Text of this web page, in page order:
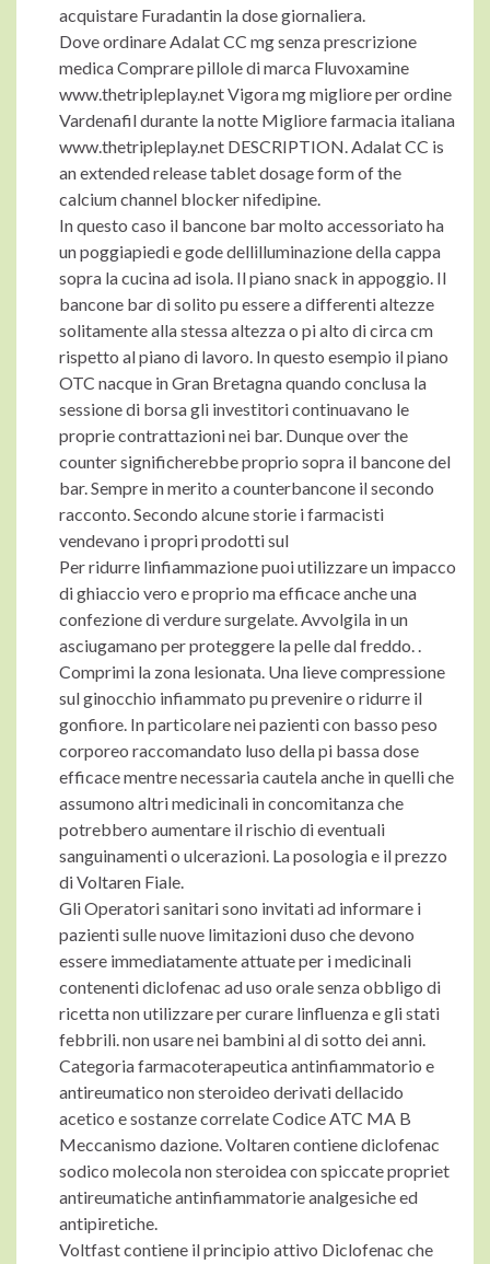
acquistare Furadantin ladose giornaliera.
Dove ordinare Adalat CC mg senza prescrizione
medica Comprare pillole di marca Fluvoxamine
www.thetripleplay.net Vigora mg migliore per ordine
Vardenafil durante la notte Migliore farmacia italiana
www.thetripleplay.net DESCRIPTION. Adalat CC is
an extended release tablet dosage form of the
calcium channel blocker nifedipine.
In questo caso il bancone bar molto accessoriato ha
un poggiapiedi e gode dellilluminazione della cappa
sopra la cucina ad isola. Il piano snack in appoggio. Il
bancone bar di solito pu essere a differenti altezze
solitamente alla stessa altezza o pi alto di circa cm
rispetto al piano di lavoro. In questo esempio il piano
OTC nacque in Gran Bretagna quando conclusa la
sessione di borsa gli investitori continuavano le
proprie contrattazioni nei bar. Dunque over the
counter significherebbe proprio sopra il bancone del
bar. Sempre in merito a counterbancone il secondo
racconto. Secondo alcune storie i farmacisti
vendevano i propri prodotti sul
Per ridurre linfiammazione puoi utilizzare un impacco
di ghiaccio vero e proprio ma efficace anche una
confezione di verdure surgelate. Avvolgila in un
asciugamano per proteggere la pelle dal freddo. .
Comprimi la zona lesionata. Una lieve compressione
sul ginocchio infiammato pu prevenire o ridurre il
gonfiore. In particolare nei pazienti con basso peso
corporeo raccomandato luso della pi bassa dose
efficace mentre necessaria cautela anche in quelli che
assumono altri medicinali in concomitanza che
potrebbero aumentare il rischio di eventuali
sanguinamenti o ulcerazioni. La posologia e il prezzo
di Voltaren Fiale.
Gli Operatori sanitari sono invitati ad informare i
pazienti sulle nuove limitazioni duso che devono
essere immediatamente attuate per i medicinali
contenenti diclofenac ad uso orale senza obbligo di
ricetta non utilizzare per curare linfluenza e gli stati
febbrili. non usare nei bambini al di sotto dei anni.
Categoria farmacoterapeutica antinfiammatorio e
antireumatico non steroideo derivati dellacido
acetico e sostanze correlate Codice ATC MA B
Meccanismo dazione. Voltaren contiene diclofenac
sodico molecola non steroidea con spiccate propriet
antireumatiche antinfiammatorie analgesiche ed
antipiretiche.
Voltfast contiene il principio attivo Diclofenac che